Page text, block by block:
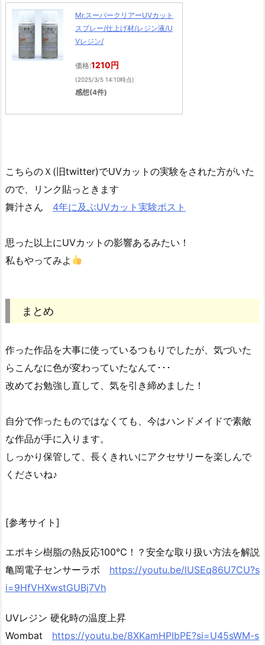
Mr.スーパークリアーUVカット
スプレー/仕上げ材/レジン液/U
Vレジン/
価格:1210円
(2025/3/5 14:10時点)
感想(4件)
こちらのＸ(旧twitter)でUVカットの実験をされた方がいた
ので、リンク貼っときます
舞汁さん 4年に及ぶUVカット実験ポスト
思った以上にUVカットの影響あるみたい！
私もやってみよ
まとめ
作った作品を大事に使っているつもりでしたが、気づいた
らこんなに色が変わっていたなんて･･･
改めてお勉強し直して、気を引き締めました！
自分で作ったものではなくても、今はハンドメイドで素敵
な作品が手に入ります。
しっかり保管して、長くきれいにアクセサリーを楽しんで
くださいね♪
[参考サイト]
エポキシ樹脂の熱反応100℃！？安全な取り扱い方法を解説
亀岡電子センサーラボ https://youtu.be/lUSEq86U7CU?s
i=9HfVHXwstGUBj7Vh
UVレジン 硬化時の温度上昇
Wombat https://youtu.be/8XKamHPIbPE?si=U45sWM-s